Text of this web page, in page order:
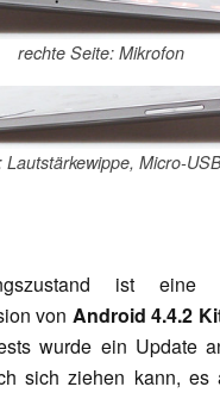
rechte Seite: Mikrofon
Lautstärkewippe, Micro-
ist eine
von Android 4.4.2
wurde ein Update
sich ziehen kann, es